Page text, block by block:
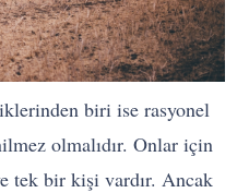
biri ise rasyonel
olmalıdır. Onlar için
tek bir kişi vardır. Ancak